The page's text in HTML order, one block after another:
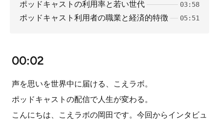
ポッドキャストの利用率と若い世代 03:58
ポッドキャスト利用者の職業と経済的特徴 05:51
00:02
声を思いを世界中に届ける、こえラボ。
ポッドキャストの配信で人生が変わる。
こんにちは、こえラボの岡田です。今回からインタビュ